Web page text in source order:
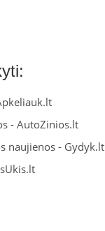
-AutoZinios.lt
naujienos - Gydyk.lt